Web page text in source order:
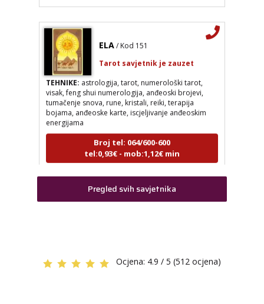
TEHNIKE:astrologija, tarot, numerološki tarot,
visak, feng shui numerologija, anđeoski brojevi,
tumačenje snova, rune, kristali, reiki, terapija
bojama, anđeoske karte, iscjeljivanje anđeoskim
energijama
Broj tel: 064/600-600
tel:0,93€ - mob:1,12€ min
AMELIE BESSONG/ Kod 99
magija, zaštite svih vrsta, uklanjanje uroka i crne
magije, vidovnjačke karte miss bessong
Pregled svih savjetnika
Ocjena: 4.9 / 5 (512 ocjena)
VIKTORIJA
Tarot savjetnik je zauzet
TEHNIKE:astrologija, numerologija, tarot, radiestezija
Broj tel: 064/600-600
tel:0,93€ - mob:1,12€ min
ELA / Kod 151
astrologija, tarot, numerološki tarot, visak, feng
shui numerologija, anđeoski brojevi, tumačenje snova,